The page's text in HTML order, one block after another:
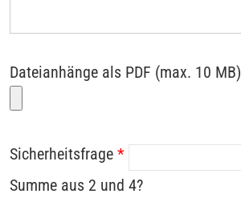
Dateianhänge als PDF (max. 10 MB)
Sicherheitsfrage *
Summe aus 2 und 4?